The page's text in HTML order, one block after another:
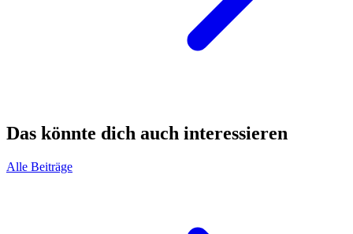
Das könnte dich auch interessieren
Alle Beiträge